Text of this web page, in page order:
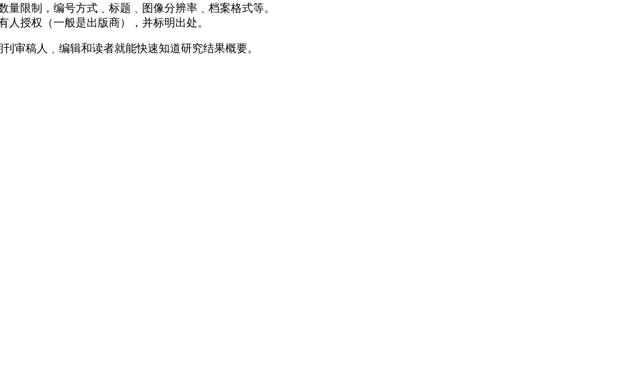
限制，编号方式﹑标题﹑图像分辨率﹑档案格式等。
授权（一般是出版商），并标明出处。
审稿人﹑编辑和读者就能快速知道研究结果概要。